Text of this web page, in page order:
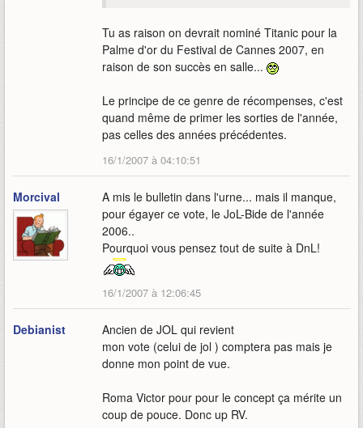
Tu as raison on devrait nominé Titanic pour la
Palme d'or du Festival de Cannes 2007, en
raison de son succès en salle...
Le principe de ce genre de récompenses, c'est
quand même de primer les sorties de l'année,
pas celles des années précédentes.
16/1/2007 à 04:10:51
Morcival
A mis le bulletin dans l'urne... mais il manque,
pour égayer ce vote, le JoL-Bide de l'année
2006..
Pourquoi vous pensez tout de suite à DnL!
16/1/2007 à 12:06:45
Debianist
Ancien de JOL qui revient
mon vote (celui de jol ) comptera pas mais je
donne mon point de vue.
Roma Victor pour pour le concept ça mérite un
coup de pouce. Donc up RV.